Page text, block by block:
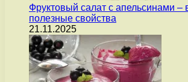
Фруктовый салат с апельсинами –
полезные свойства
21.11.2025